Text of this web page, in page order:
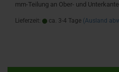
mm-Teilung an Ober- und Unterkante
Lieferzeit: ca. 3-4 Tage (Ausland